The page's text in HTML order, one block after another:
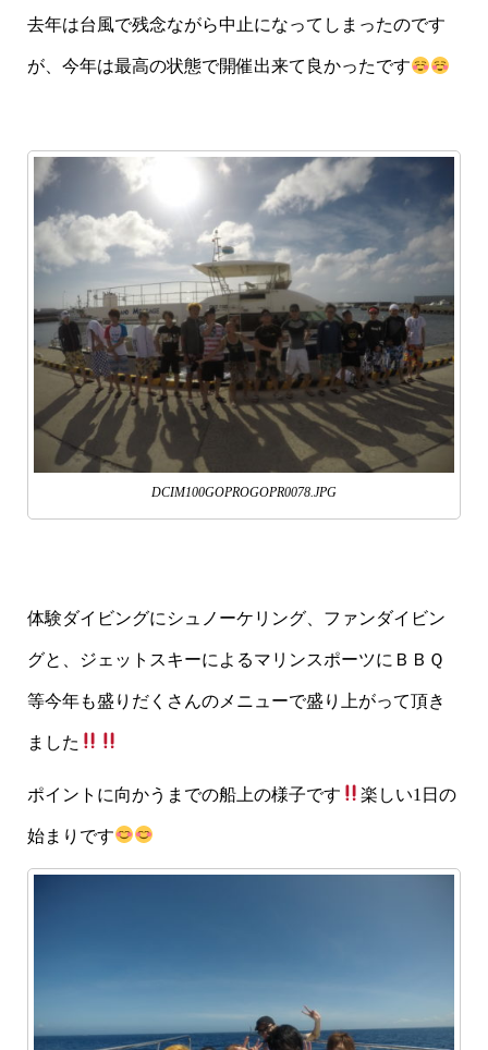
去年は台風で残念ながら中止になってしまったのです
が、今年は最高の状態で開催出来て良かったです
DCIM100GOPROGOPR0078.JPG
体験ダイビングにシュノーケリング、ファンダイビン
グと、ジェットスキーによるマリンスポーツにＢＢＱ
等今年も盛りだくさんのメニューで盛り上がって頂き
ました
ポイントに向かうまでの船上の様子です 楽しい1日の
始まりです